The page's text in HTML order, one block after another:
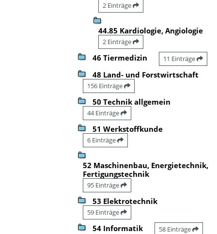
2 Einträge
44.85 Kardiologie, Angiologie
2 Einträge
46 Tiermedizin 11 Einträge
48 Land- und Forstwirtschaft
156 Einträge
50 Technik allgemein
44 Einträge
51 Werkstoffkunde
6 Einträge
52 Maschinenbau, Energietechnik,
Fertigungstechnik
95 Einträge
53 Elektrotechnik
59 Einträge
54 Informatik 58 Einträge